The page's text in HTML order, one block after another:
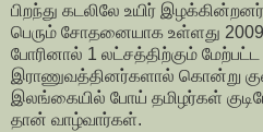
பிறந்து கடலிலே உயிர்
பெரும் சோதனையாக உள்ளது
போரினால் 1 லட்சத்திற்கும்
இராணுவத்தினர்களால் கொன்று
இலங்கையில் போய் தமிழர்கள்
தான் வாழ்வார்கள்.